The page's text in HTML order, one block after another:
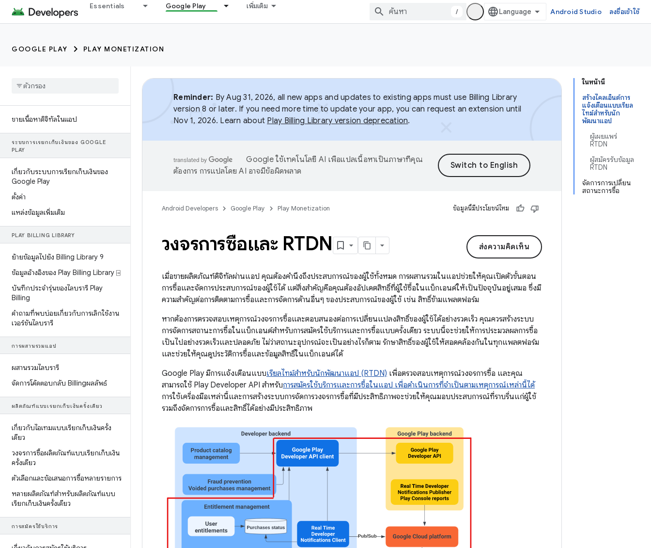
Essentials Google Play เพิ่มเติม
/ Android Studio ลงชื่อเข้าใช้
GOOGLE PLAY PLAY MONETIZATION
ขายเนื้อหาดิจิทัลในแอป
ระบบการเรียกเก็บเงินของ GOOGLE
PLAY
เกี่ยวกับระบบการเรียกเก็บเงินของ
Google Play
ตั้งค่า
แหล่งข้อมูลเพิ่มเติม
PLAY BILLING LIBRARY
ย้ายข้อมูลไปยัง Billing Library 9
ข้อมูลอ้างอิงของ Play Billing Library ⍈
บันทึกประจำรุ่นของไลบรารี Play
Billing
คำถามที่พบบ่อยเกี่ยวกับการเลิกใช้งาน
เวอร์ชันไลบรารี
การผสานรวมแอป
ผสานรวมไลบรารี
จัดการโค้ดตอบกลับ Billingผลลัพธ์
ผลิตภัณฑ์แบบเรียกเก็บเงินครั้งเดียว
เกี่ยวกับไอเทมแบบเรียกเก็บเงินครั้ง
เดียว
วงจรการซื้อผลิตภัณฑ์แบบเรียกเก็บเงิน
ครั้งเดียว
ตัวเลือกและข้อเสนอการซื้อหลายรายการ
หลายผลิตภัณฑ์สำหรับผลิตภัณฑ์แบบ
เรียกเก็บเงินครั้งเดียว
การสมัครใช้บริการ
ในหน้านี้
สร้างไคลเอ็นต์การ
แจ้งเตือนแบบเรียล
ไทม์สำหรับนัก
พัฒนาแอป
ผู้เผยแพร่
RTDN
ผู้สมัครรับข้อมูล
RTDN
จัดการการเปลี่ยน
สถานะการซื้อ
Reminder: By Aug 31, 2026, all new apps and updates to existing apps must use Billing Library
version 8 or later. If you need more time to update your app, you can request an extension until
Nov 1, 2026. Learn about Play Billing Library version deprecation.
Google ใช้เทคโนโลยี AI เพื่อแปลเนื้อหาเป็นภาษาที่คุณ
ต้องการ การแปลโดย AI อาจมีข้อผิดพลาด
Android Developers Google Play Play Monetization ข้อมูลนี้มีประโยชน์ไหม
ส่งความคิดเห็น
วงจรการซื้อและ RTDN
เมื่อขายผลิตภัณฑ์ดิจิทัลผ่านแอป คุณต้องคำนึงถึงประสบการณ์ของผู้ใช้ทั้งหมด การผสานรวมในแอปช่วยให้คุณเปิดตัวขั้นตอน
การซื้อและจัดการประสบการณ์ของผู้ใช้ได้ แต่สิ่งสำคัญคือคุณต้องอัปเดตสิทธิ์ที่ผู้ใช้ซื้อในแบ็กเอนด์ให้เป็นปัจจุบันอยู่เสมอ ซึ่งมี
ความสำคัญต่อการติดตามการซื้อและการจัดการด้านอื่นๆ ของประสบการณ์ของผู้ใช้ เช่น สิทธิ์ข้ามแพลตฟอร์ม
หากต้องการตรวจสอบเหตุการณ์วงจรการซื้อและตอบสนองต่อการเปลี่ยนแปลงสิทธิ์ของผู้ใช้ได้อย่างรวดเร็ว คุณควรสร้างระบบ
การจัดการสถานะการซื้อในแบ็กเอนด์สำหรับการสมัครใช้บริการและการซื้อแบบครั้งเดียว ระบบนี้จะช่วยให้การประมวลผลการซื้อ
เป็นไปอย่างรวดเร็วและปลอดภัย ไม่ว่าสถานะอุปกรณ์จะเป็นอย่างไรก็ตาม รักษาสิทธิ์ของผู้ใช้ให้สอดคล้องกันในทุกแพลตฟอร์ม
และช่วยให้คุณดูประวัติการซื้อและข้อมูลสิทธิ์ในแบ็กเอนด์ได้
Google Play มีการแจ้งเตือนแบบเรียลไทม์สำหรับนักพัฒนาแอป (RTDN) เพื่อตรวจสอบเหตุการณ์วงจรการซื้อ และคุณ
สามารถใช้ Play Developer API สำหรับการสมัครใช้บริการและการซื้อในแอป เพื่อดำเนินการที่จำเป็นตามเหตุการณ์เหล่านี้ได้
การใช้เครื่องมือเหล่านี้และการสร้างระบบการจัดการวงจรการซื้อที่มีประสิทธิภาพจะช่วยให้คุณมอบประสบการณ์ที่ราบรื่นแก่ผู้ใช้
รวมถึงจัดการการซื้อและสิทธิ์ได้อย่างมีประสิทธิภาพ